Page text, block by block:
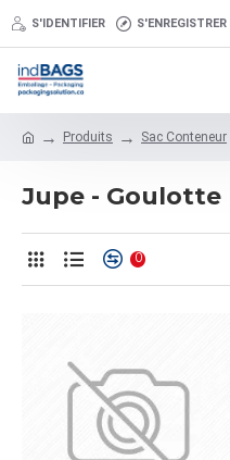
S'IDENTIFIER S'ENREGISTRER
Produits Sac Conteneur
Jupe - Goulotte
0